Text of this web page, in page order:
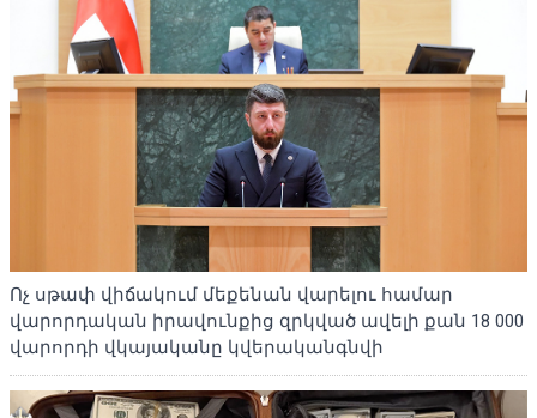
Ոչ սթափ վիճակում մեքենան վարելու համար
վարորդական իրավունքից զրկված ավելի քան 18 000
վարորդի վկայականը կվերականգնվի